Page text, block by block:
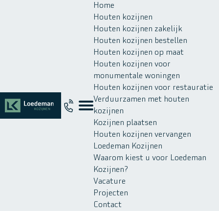
Home
Houten kozijnen
Houten kozijnen zakelijk
Houten kozijnen bestellen
Houten kozijnen op maat
Houten kozijnen voor
monumentale woningen
Houten kozijnen voor restauratie
Verduurzamen met houten
kozijnen
Kozijnen plaatsen
Houten kozijnen vervangen
Loedeman Kozijnen
Waarom kiest u voor Loedeman
Kozijnen?
Vacature
Projecten
Contact